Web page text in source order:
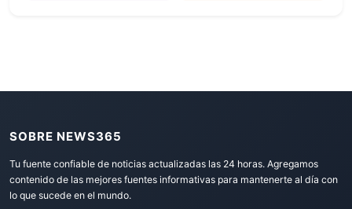
SOBRE NEWS365
Tu fuente confiable de noticias actualizadas las 24 horas. Agregamos
contenido de las mejores fuentes informativas para mantenerte al día con
lo que sucede en el mundo.